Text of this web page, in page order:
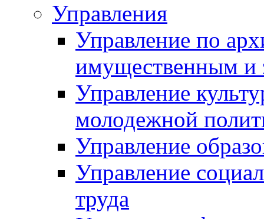
Управления
Управление по
имущественным и
Управление
молодежной
Управление
Управление
труда